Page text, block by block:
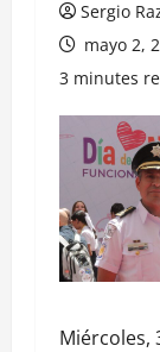
Sergio
mayo 2,
3 minutes
Miércoles,